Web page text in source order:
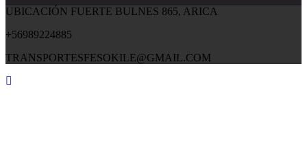
UBICACIÓN FUERTE BULNES 865, ARICA
+56989224885
TRANSPORTESFESOKILE@GMAIL.COM